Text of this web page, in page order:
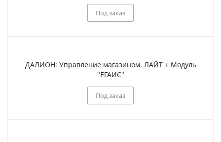
Под заказ
ДАЛИОН: Управление магазином. ЛАЙТ + Модуль
"ЕГАИС"
Под заказ